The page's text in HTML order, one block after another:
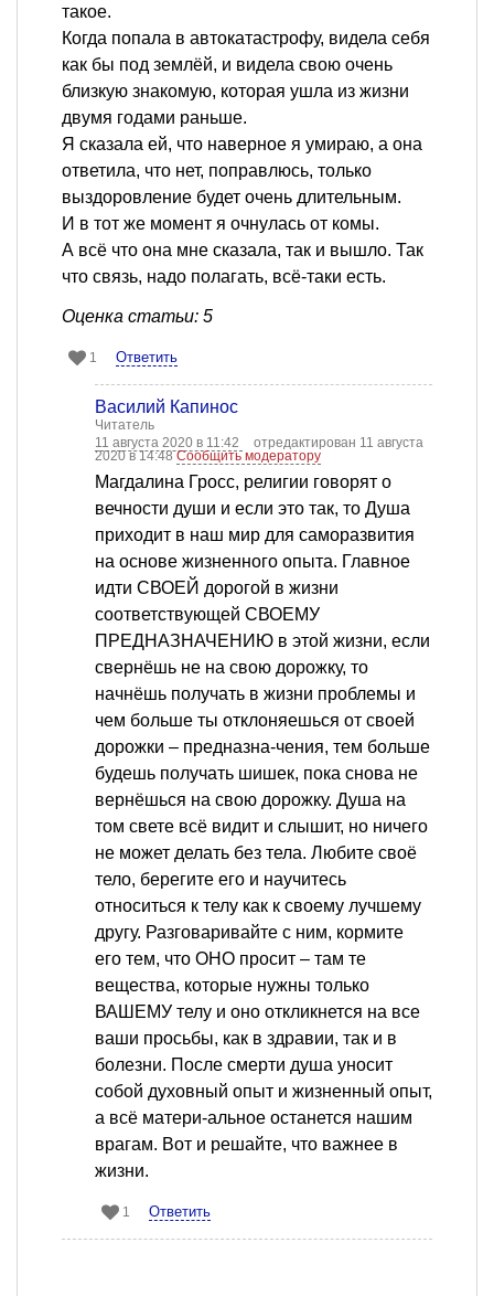
такое.
Когда попала в автокатастрофу, видела себя
как бы под землёй, и видела свою очень
близкую знакомую, которая ушла из жизни
двумя годами раньше.
Я сказала ей, что наверное я умираю, а она
ответила, что нет, поправлюсь, только
выздоровление будет очень длительным.
И в тот же момент я очнулась от комы.
А всё что она мне сказала, так и вышло. Так
что связь, надо полагать, всё-таки есть.
Оценка статьи: 5
1 Ответить
Василий Капинос
Читатель
11 августа 2020 в 11:42
отредактирован 11 августа
2020 в 14:48Сообщить модератору
Магдалина Гросс, религии говорят о
вечности души и если это так, то Душа
приходит в наш мир для саморазвития
на основе жизненного опыта. Главное
идти СВОЕЙ дорогой в жизни
соответствующей СВОЕМУ
ПРЕДНАЗНАЧЕНИЮ в этой жизни, если
свернёшь не на свою дорожку, то
начнёшь получать в жизни проблемы и
чем больше ты отклоняешься от своей
дорожки – предназна-чения, тем больше
будешь получать шишек, пока снова не
вернёшься на свою дорожку. Душа на
том свете всё видит и слышит, но ничего
не может делать без тела. Любите своё
тело, берегите его и научитесь
относиться к телу как к своему лучшему
другу. Разговаривайте с ним, кормите
его тем, что ОНО просит – там те
вещества, которые нужны только
ВАШЕМУ телу и оно откликнется на все
ваши просьбы, как в здравии, так и в
болезни. После смерти душа уносит
собой духовный опыт и жизненный опыт,
а всё матери-альное останется нашим
врагам. Вот и решайте, что важнее в
жизни.
1 Ответить